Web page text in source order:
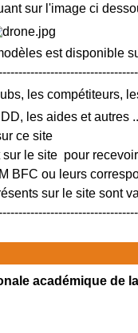
sur l'image ci
est disponible
les compétiteurs,
les aides et autres
ce site
le site pour
BFC ou leurs
sur le site sont
académique de